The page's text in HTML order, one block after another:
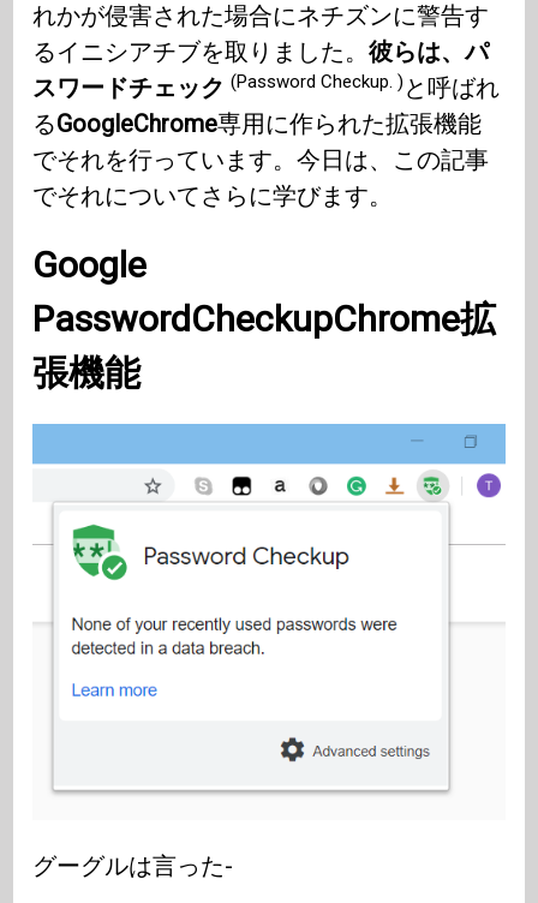
れかが侵害された場合にネチズンに警告す
るイニシアチブを取りました。彼らは、パ
スワードチェック(Password Checkup. ) と呼ばれ
るGoogleChrome専用に作られた拡張機能
でそれを行っています。今日は、この記事
でそれについてさらに学びます。
Google
PasswordCheckupChrome拡
張機能
グーグルは言った-